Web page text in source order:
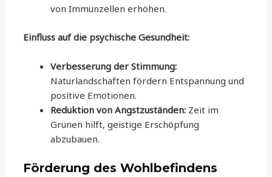
von Immunzellen erhöhen.
Einfluss auf die psychische Gesundheit:
Verbesserung der Stimmung:
Naturlandschaften fördern Entspannung und
positive Emotionen.
Reduktion von Angstzuständen: Zeit im
Grünen hilft, geistige Erschöpfung
abzubauen.
Förderung des Wohlbefindens